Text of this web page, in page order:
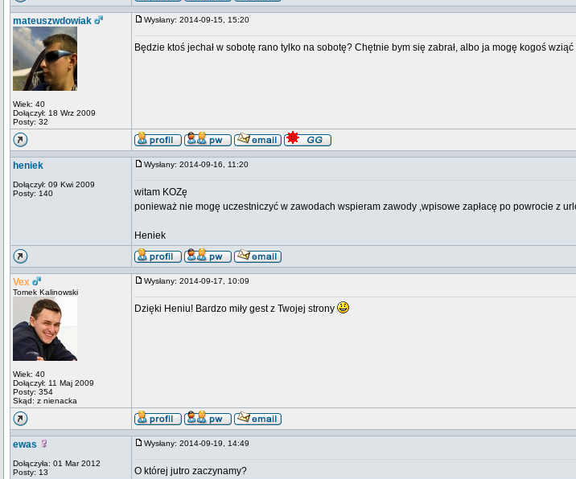
mateuszwdowiak
Wiek: 40
Dołączył: 18 Wrz 2009
Posty: 32
Wysłany: 2014-09-15, 15:20
Będzie ktoś jechał w sobotę rano tylko na sobotę? Chętnie bym się zabrał, albo ja mogę kogoś
heniek
Dołączył: 09 Kwi 2009
Posty: 140
Wysłany: 2014-09-16, 11:20
witam KOZę
ponieważ nie mogę uczestniczyć w zawodach wspieram zawody ,wpisowe zapłacę po powrocie z
Heniek
Vex
Tomek Kalinowski
Wiek: 40
Dołączył: 11 Maj 2009
Posty: 354
Skąd: z nienacka
Wysłany: 2014-09-17, 10:09
Dzięki Heniu! Bardzo miły gest z Twojej strony
ewas
Dołączyła: 01 Mar 2012
Posty: 13
Wysłany: 2014-09-19, 14:49
O której jutro zaczynamy?